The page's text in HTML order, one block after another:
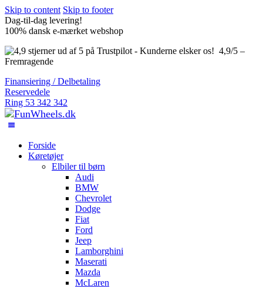
Skip to content Skip to footer
Dag-til-dag levering!
100% dansk e-mærket webshop
4,9/5 –
Fremragende
Finansiering / Delbetaling
Reservedele
Ring 53 342 342
Forside
Køretøjer
Elbiler til børn
Audi
BMW
Chevrolet
Dodge
Fiat
Ford
Jeep
Lamborghini
Maserati
Mazda
McLaren